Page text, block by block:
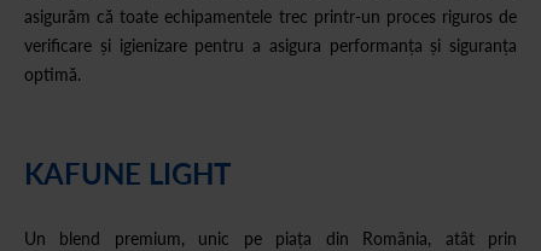
asigurăm că toate echipamentele trec printr-un proces riguros de
verificare și igienizare pentru a asigura performanța și siguranța
optimă.
KAFUNE LIGHT
Un blend premium, unic pe piața din România, atât prin